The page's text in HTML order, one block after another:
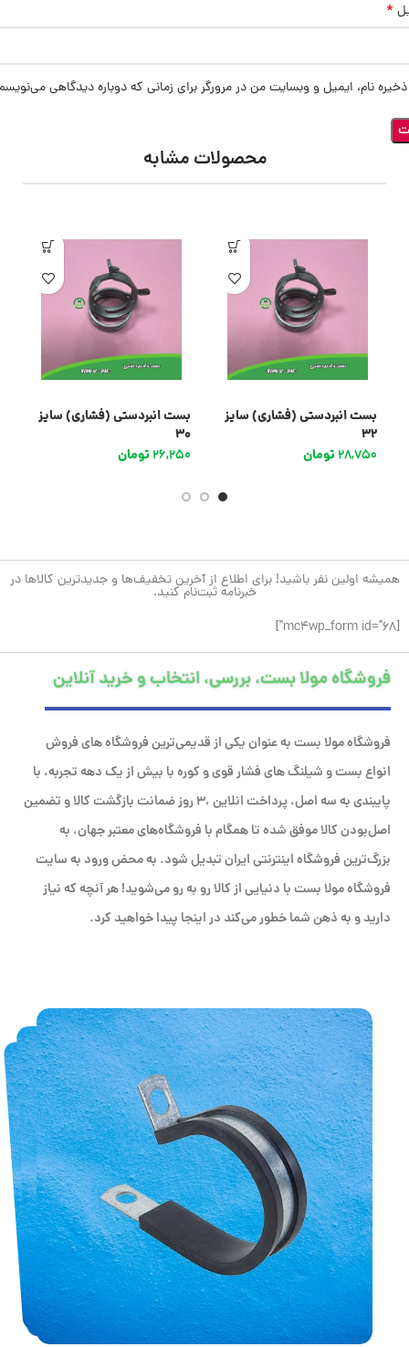
*
ذخیره نام، ایمیل و وبسایت من در مرورگر برای زمانی که دوباره دیدگاهی
محصولات مشابه
بست انبردستی (فشاری) سایز
32
28,750تومان
بست انبردستی (فشاری) سایز
30
26,250تومان
همیشه اولین نفر باشید! برای اطلاع از آخرین تخفیف‌ها و جدیدترین کالاها در
خبرنامه ثبت‌نام کنید.
[mc4wp_form id="68"]
فروشگاه مولا بست، بررسی، انتخاب و خرید آنلاین
فروشگاه مولا بست به عنوان یکی از قدیمی‌ترین فروشگاه های فروش
انواع بست و شیلنگ های فشار قوی و کوره با بیش از یک دهه تجربه، با
پایبندی به سه اصل، پرداخت انلاین ،۳ روز ضمانت بازگشت کالا و تضمین
اصل‌بودن کالا موفق شده تا همگام با فروشگاه‌های معتبر جهان، به
بزرگ‌ترین فروشگاه اینترنتی ایران تبدیل شود. به محض ورود به سایت
فروشگاه مولا بست با دنیایی از کالا رو به رو می‌شوید! هر آنچه که نیاز
دارید و به ذهن شما خطور می‌کند در اینجا پیدا خواهید کرد.